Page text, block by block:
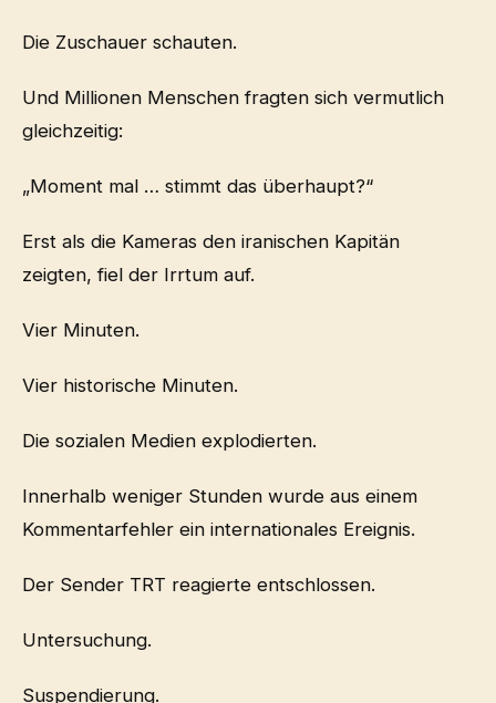
Die Zuschauer schauten.
Und Millionen Menschen fragten sich vermutlich
gleichzeitig:
„Moment mal … stimmt das überhaupt?“
Erst als die Kameras den iranischen Kapitän
zeigten, fiel der Irrtum auf.
Vier Minuten.
Vier historische Minuten.
Die sozialen Medien explodierten.
Innerhalb weniger Stunden wurde aus einem
Kommentarfehler ein internationales Ereignis.
Der Sender TRT reagierte entschlossen.
Untersuchung.
Suspendierung.